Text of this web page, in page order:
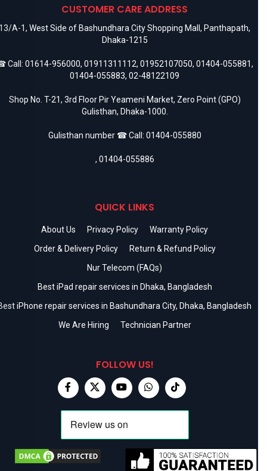
CUSTOMER CARE ADDRESS
A-1, West Side of Bashundhara City Shopping Mall, Panthapath,
Dhaka-1215
Call: 01614-956000, 01911311112, 01952107050, 01404-055881,
01404-055883, 02-48122109
Shop No. T-21, 3rd Floor Pir Yeameni Market, Zero Point (GPO)
Gulisthan, Dhaka-1000.
Gulisthan number ☎ Call: 01404-055880
, 01404-055886
QUICK LINKS
About Us Privacy Policy
Warranty Policy
Order & Delivery Policy
Return & Refund Policy
Nur Telecom (FAQs)
Best iPad repair services in Dhaka, Bangladesh
iPhone repair services in Bashundhara City, Dhaka, Bangladesh
We Are Hiring
Technician Partner
FOLLOW US!